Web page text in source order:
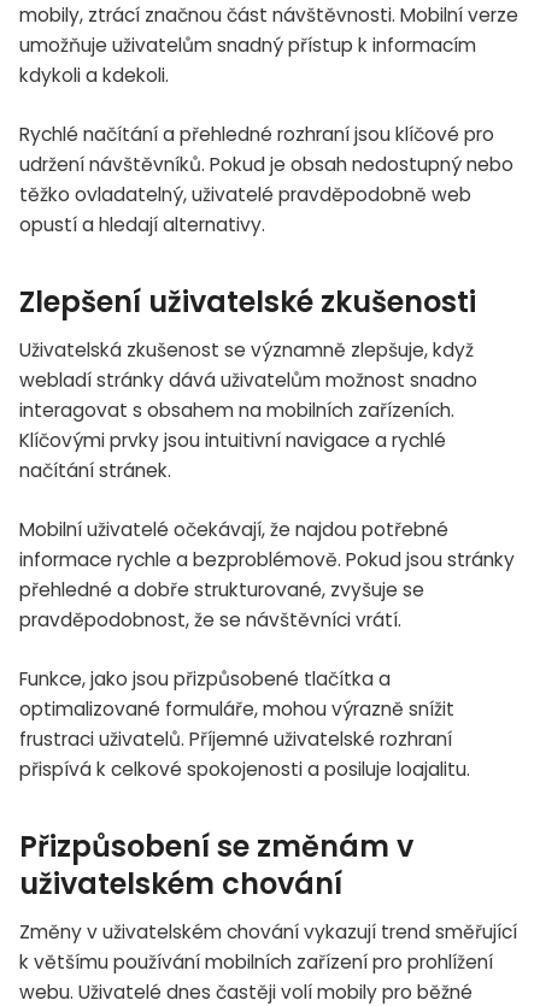
mobily, ztrácí značnou část návštěvnosti. Mobilní verze
umožňuje uživatelům snadný přístup k informacím
kdykoli a kdekoli.
Rychlé načítání a přehledné rozhraní jsou klíčové pro
udržení návštěvníků. Pokud je obsah nedostupný nebo
těžko ovladatelný, uživatelé pravděpodobně web
opustí a hledají alternativy.
Zlepšení uživatelské zkušenosti
Uživatelská zkušenost se významně zlepšuje, když
webladí stránky dává uživatelům možnost snadno
interagovat s obsahem na mobilních zařízeních.
Klíčovými prvky jsou intuitivní navigace a rychlé
načítání stránek.
Mobilní uživatelé očekávají, že najdou potřebné
informace rychle a bezproblémově. Pokud jsou stránky
přehledné a dobře strukturované, zvyšuje se
pravděpodobnost, že se návštěvníci vrátí.
Funkce, jako jsou přizpůsobené tlačítka a
optimalizované formuláře, mohou výrazně snížit
frustraci uživatelů. Příjemné uživatelské rozhraní
přispívá k celkové spokojenosti a posiluje loajalitu.
Přizpůsobení se změnám v
uživatelském chování
Změny v uživatelském chování vykazují trend směřující
k většímu používání mobilních zařízení pro prohlížení
webu. Uživatelé dnes častěji volí mobily pro běžné